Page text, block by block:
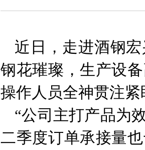
近日，走进酒钢
钢花璀璨，生产设
操作人员全神贯注
“公司主打产品为
二季度订单承接量